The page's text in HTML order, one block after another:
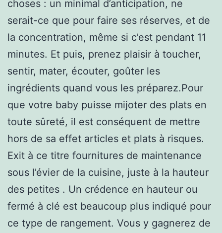
choses : un minimal d’anticipation, ne
serait-ce que pour faire ses réserves, et de
la concentration, même si c’est pendant 11
minutes. Et puis, prenez plaisir à toucher,
sentir, mater, écouter, goûter les
ingrédients quand vous les préparez.Pour
que votre baby puisse mijoter des plats en
toute sûreté, il est conséquent de mettre
hors de sa effet articles et plats à risques.
Exit à ce titre fournitures de maintenance
sous l’évier de la cuisine, juste à la hauteur
des petites . Un crédence en hauteur ou
fermé à clé est beaucoup plus indiqué pour
ce type de rangement. Vous y gagnerez de